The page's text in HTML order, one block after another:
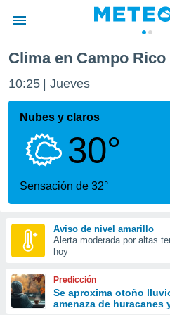
de
ha sido
calidad.
a este
las
y
forma
digital
basada
Clima en Campo Rico
10:25 Jueves
Nubes y claros
30°
Sensación de 32°
Aviso de nivel amarillo
Alerta moderada por altas
hoy
Predicción
Se aproxima otoño
amenaza de huracanes